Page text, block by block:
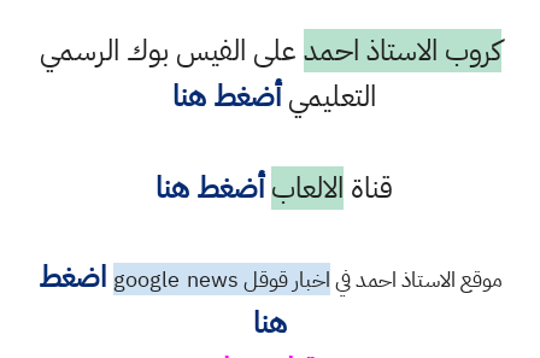
كروب الاستاذ احمدعلى الفيس بوك الرسمي
التعليميأضغط هنا
قناة الالعاب أضغط هنا
موقع الاستاذ احمد فياخبار قوقل googlenews
اضغط
هنا